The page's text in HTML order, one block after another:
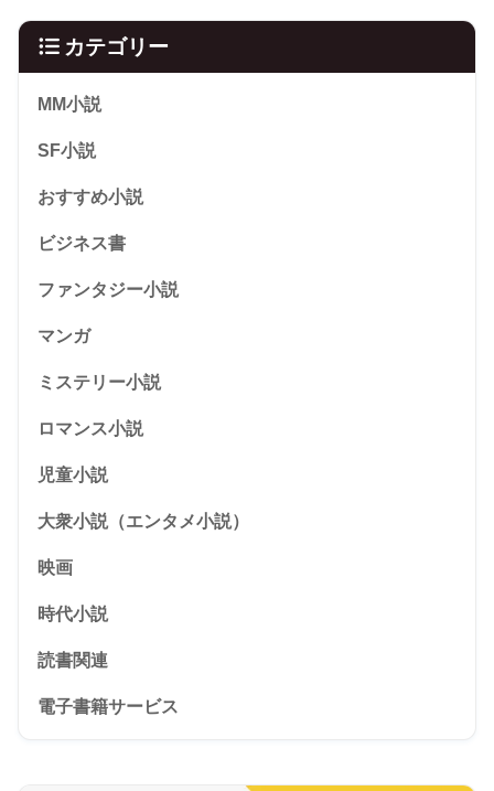
カテゴリー
MM小説
SF小説
おすすめ小説
ビジネス書
ファンタジー小説
マンガ
ミステリー小説
ロマンス小説
児童小説
大衆小説（エンタメ小説）
映画
時代小説
読書関連
電子書籍サービス